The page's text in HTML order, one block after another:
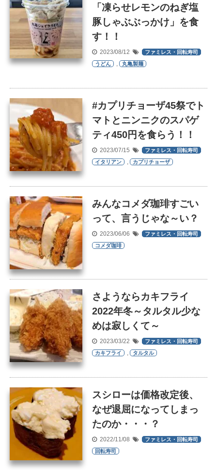
「凍らせレモンのねぎ塩
豚しゃぶぶっかけ」を食
す！！
2023/08/12
ファミレス・回転寿司
うどん
, 丸亀製麺
#カプリチョーザ45祭でト
マトとニンニクのスパゲ
ティ450円を食らう！！
2023/07/15
ファミレス・回転寿司
イタリアン
, カプリチョーザ
みんなコメダ珈琲すごい
って、言うじゃな～い？
2023/06/06
ファミレス・回転寿司
コメダ珈琲
さようならカキフライ
2022年冬～タルタル少な
めは寂しくて～
2023/03/22
ファミレス・回転寿司
カキフライ
, タルタル
スシローは価格改定後、
なぜ退屈になってしまっ
たのか・・・？
2022/11/08
ファミレス・回転寿司
回転寿司